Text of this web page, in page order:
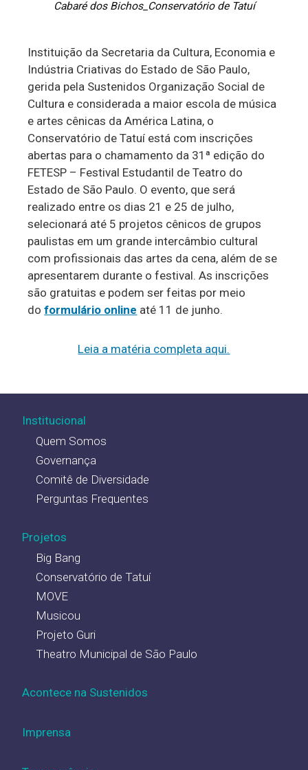
Cabaré dos Bichos_Conservatório de Tatuí
Instituição da Secretaria da Cultura, Economia e
Indústria Criativas do Estado de São Paulo,
gerida pela Sustenidos Organização Social de
Cultura e considerada a maior escola de música
e artes cênicas da América Latina, o
Conservatório de Tatuí está com inscrições
abertas para o chamamento da 31ª edição do
FETESP – Festival Estudantil de Teatro do
Estado de São Paulo. O evento, que será
realizado entre os dias 21 e 25 de julho,
selecionará até 5 projetos cênicos de grupos
paulistas em um grande intercâmbio cultural
com profissionais das artes da cena, além de se
apresentarem durante o festival. As inscrições
são gratuitas e podem ser feitas por meio
doformulário online até 11 de junho.
Leia a matéria completa aqui.
Institucional
Quem Somos
Governança
Comitê de Diversidade
Perguntas Frequentes
Projetos
Big Bang
Conservatório de Tatuí
MOVE
Musicou
Projeto Guri
Theatro Municipal de São Paulo
Acontece na Sustenidos
Imprensa